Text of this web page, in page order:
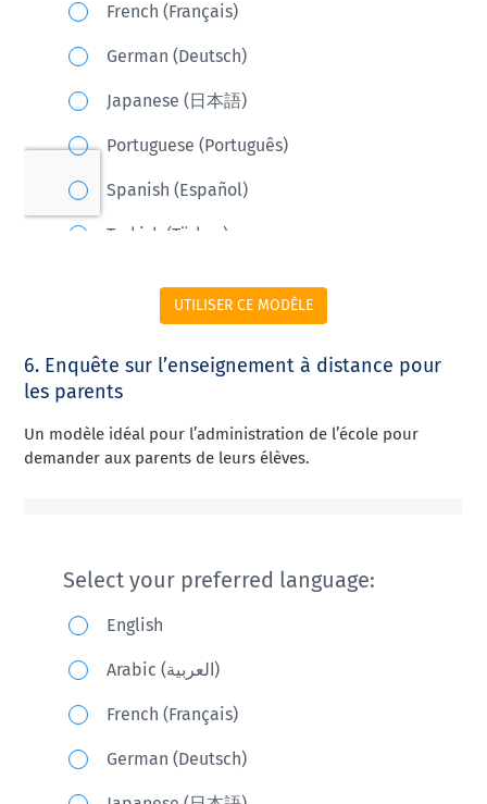
UTILISER CE MODÈLE
6. Enquête sur l’enseignement à distance pour
les parents
Un modèle idéal pour l’administration de l’école pour
demander aux parents de leurs élèves.